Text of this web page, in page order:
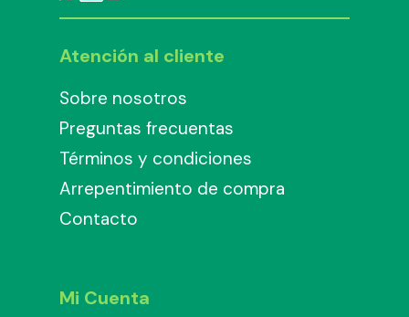
Atención al cliente
Sobre nosotros
Preguntas frecuentas
Términos y condiciones
Arrepentimiento de compra
Contacto
Mi Cuenta